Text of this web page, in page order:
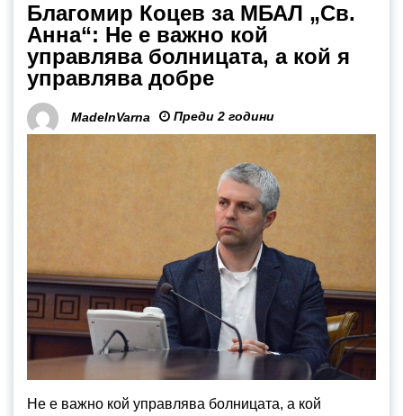
Благомир Коцев за МБАЛ „Св.
Анна“: Не е важно кой
управлява болницата, а кой я
управлява добре
MadeInVarna Преди 2 години
Не е важно кой управлява болницата, а кой